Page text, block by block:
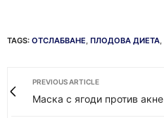
TAGS: ОТСЛАБВАНЕ, ПЛОДОВА ДИЕТА,
PREVIOUS ARTICLE
Маска с ягоди против акне